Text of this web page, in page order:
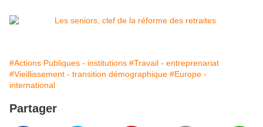
#Actions Publiques - institutions #Travail - entreprenariat
#Vieillissement - transition démographique #Europe -
international
Partager